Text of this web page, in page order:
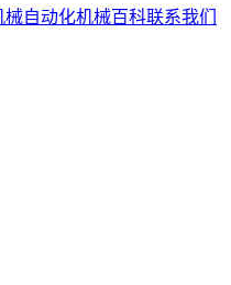
械自动化机械百科联系我们